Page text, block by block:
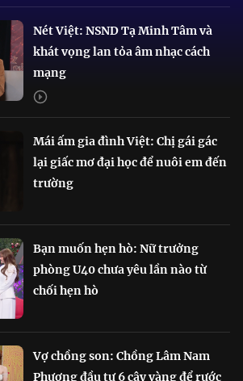
Nét Việt: NSND Tạ Minh Tâm và
khát vọng lan tỏa âm nhạc cách
mạng
Mái ấm gia đình Việt: Chị gái gác
lại giấc mơ đại học để nuôi em đến
trường
Bạn muốn hẹn hò: Nữ trưởng
phòng U40 chưa yêu lần nào từ
chối hẹn hò
Vợ chồng son: Chồng Lâm Nam
Phương đầu tư 6 cây vàng để rước